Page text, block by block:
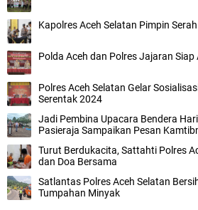
Kapolres Aceh Selatan Pimpin
Polda Aceh dan Polres Jajaran
Polres Aceh Selatan Gelar
Serentak 2024
Jadi Pembina Upacara Bendera
Pasieraja Sampaikan Pesan
Turut Berdukacita, Sattahti Polres
dan Doa Bersama
Satlantas Polres Aceh Selatan
Tumpahan Minyak